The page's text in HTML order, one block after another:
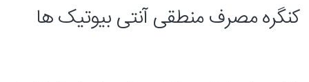
کنگره مصرف منطقی آنتی بیوتیک ها